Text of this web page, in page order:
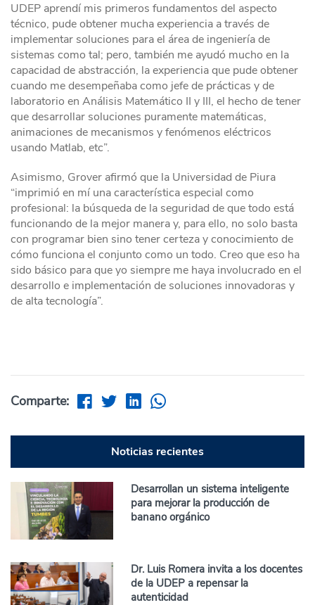
UDEP aprendí mis primeros fundamentos del aspecto
técnico, pude obtener mucha experiencia a través de
implementar soluciones para el área de ingeniería de
sistemas como tal; pero, también me ayudó mucho en la
capacidad de abstracción, la experiencia que pude obtener
cuando me desempeñaba como jefe de prácticas y de
laboratorio en Análisis Matemático II y III, el hecho de tener
que desarrollar soluciones puramente matemáticas,
animaciones de mecanismos y fenómenos eléctricos
usando Matlab, etc”.
Asimismo, Grover afirmó que la Universidad de Piura
“imprimió en mí una característica especial como
profesional: la búsqueda de la seguridad de que todo está
funcionando de la mejor manera y, para ello, no solo basta
con programar bien sino tener certeza y conocimiento de
cómo funciona el conjunto como un todo. Creo que eso ha
sido básico para que yo siempre me haya involucrado en el
desarrollo e implementación de soluciones innovadoras y
de alta tecnología”.
Comparte:
Noticias recientes
Desarrollan un sistema inteligente
para mejorar la producción de
banano orgánico
Dr. Luis Romera invita a los docentes
de la UDEP a repensar la
autenticidad